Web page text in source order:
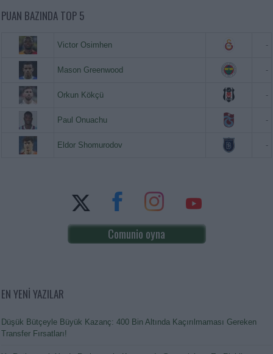
PUAN BAZINDA TOP 5
Victor Osimhen -
Mason Greenwood -
Orkun Kökçü -
Paul Onuachu -
Eldor Shomurodov -
Comunio oyna
EN YENİ YAZILAR
Düşük Bütçeyle Büyük Kazanç: 400 Bin Altında Kaçırılmaması Gereken
Transfer Fırsatları!